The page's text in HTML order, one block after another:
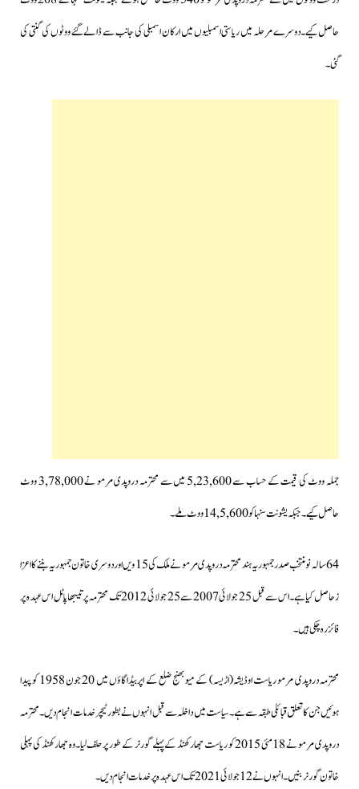
حاصل کیے۔دوسرے مرحلہ میں ریاستی اسمبلیوں میں ارکان اسمبلی کی جانب سے ڈالے گئے ووٹوں کی گنتی کی
گئی۔
جملہ ووٹ کی قیمت کے حساب سے 5,23,600 میں سے محترمہ دروپدی مرمو نے 3,78,000 ووٹ
حاصل کیے۔جبکہ یشونت سنہا کو 14,5,600 ووٹ ملے۔
64 سالہ نومنتخب صدرجمہوریہ ہند محترمہ دروپدی مرمو نے ملک کی 15 ویں اور دوسری خاتون جمہوریہ بننے کا اعزا
زحاصل کیا ہے۔اس سے قبل 25 جولائی 2007 سے 25 جولائی 2012 تک محترمہ پرتیبھا پاٹل اس عہدہ پر
فائز رہ چکی ہیں۔
محترمہ دروپدی مرمو ریاست اوڈیشہ(اڑیسہ) کے میوبھنج ضلع کے اپربیڈا گاؤں میں 20 جون 1958 کو پیدا
ہوئیں جن کا تعلق قبائلی طبقہ سے ہے۔سیاست میں داخلہ سے قبل انہوں نے بطور ٹیچرخدمات انجام دیں۔محترمہ
دروپدی مرمو نے 18 مئی 2015 کو ریاست جھارکھنڈ کے پہلے گورنر کے طور پر حلف لیا۔وہ جھارکھنڈ کی پہلی
خاتون گورنر بنیں۔انہوں نے 12 جولائی 2021 تک اس عہدہ پر خدمات انجام دیں۔